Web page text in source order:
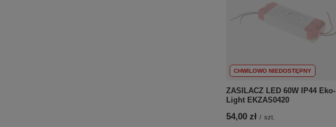
CHWILOWO NIEDOSTĘPNY
ZASILACZ LED 60W IP44 Eko-
Light EKZAS0420
54,00 zł / szt.